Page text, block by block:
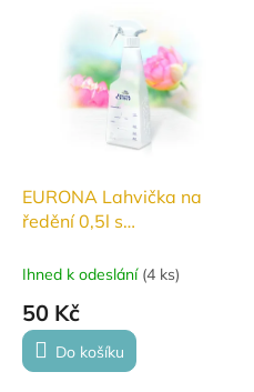
mastnotu a zanechává
povrchy čisté bez šmouh a...
EURONA Lahvička na
ředění 0,5l s
Ihned k odeslání (4 ks)
50 Kč
Do košíku